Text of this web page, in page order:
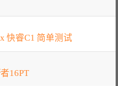
快睿C1 简单测试
16PT